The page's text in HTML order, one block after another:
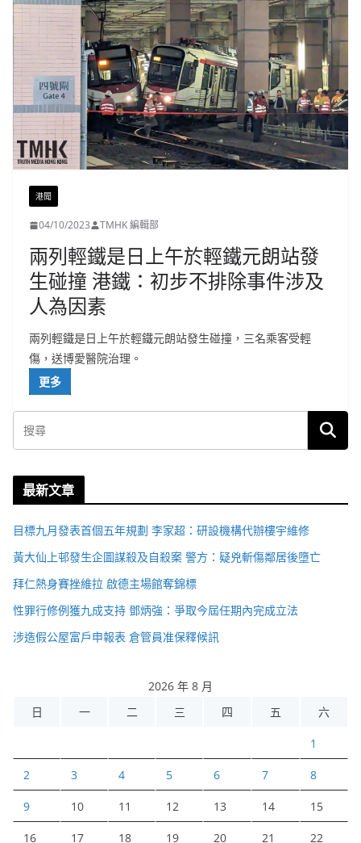
港聞
04/10/2023 TMHK 編輯部
兩列輕鐵是日上午於輕鐵元朗站發
生碰撞 港鐵：初步不排除事件涉及
人為因素
兩列輕鐵是日上午於輕鐵元朗站發生碰撞，三名乘客受輕
傷，送博愛醫院治理。
更多
最新文章
目標九月發表首個五年規劃 李家超：研設機構代辦樓宇維修
黃大仙上邨發生企圖謀殺及自殺案 警方：疑兇斬傷鄰居後墮亡
拜仁熱身賽挫維拉 啟德主場館奪錦標
性罪行修例獲九成支持 鄧炳強：爭取今屆任期內完成立法
涉造假公屋富戶申報表 倉管員准保釋候訊
2026 年 8 月
日
一 二 三 四 五 六
1
2 3 4 5 6 7 8
9 10 11 12 13 14 15
16 17 18 19 20 21 22